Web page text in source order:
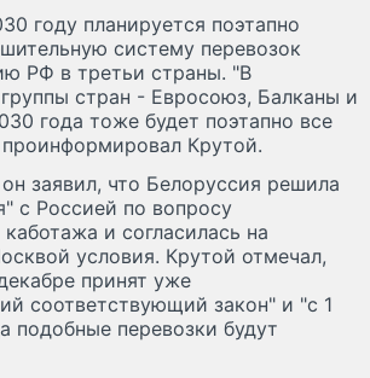
году планируется поэтапно
систему перевозок
РФ в третьи страны. "В
стран - Евросоюз, Балканы и
года тоже будет поэтапно все
Крутой.
заявил, что Белоруссия решила
с Россией по вопросу
и согласилась на
условия. Крутой отмечал,
принят уже
соответствующий закон" и "с 1
подобные перевозки будут